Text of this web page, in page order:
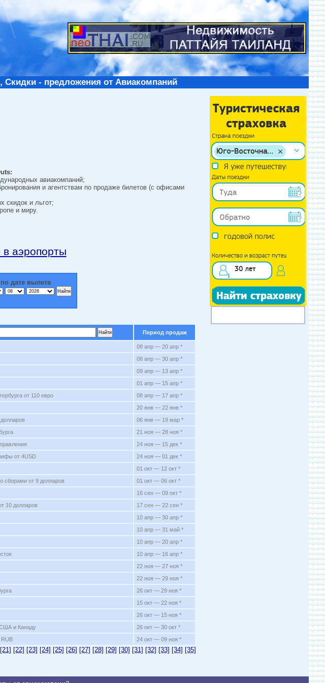
- предложения от Авиакомпаний
авиакомпаний;
и агентствам по продаже билетов (с офисами
скидок и льгот;
и миру.
аэропорты
дате вылета
Период продаж
08 апр — 20 апр *
08 апр — 30 апр *
09 апр — 13 апр *
01 апр — 15 апр *
от 110 евро
08 апр — 17 апр *
20 янв — 22 янв *
06 янв — 19 мар *
21 ноя — 28 ноя *
24 ноя — 15 дек *
от 4USD
24 ноя — 01 дек *
01 окт — 12 окт *
сборами от 9 долларов
01 окт — 06 окт *
16 сен — 09 окт *
10 долларов
17 сен — 22 сен *
10 апр — 30 апр *
10 апр — 31 май *
10 апр — 20 апр *
10 апр — 16 апр *
22 ноя — 27 ноя *
22 ноя — 29 ноя *
26 окт — 29 ноя *
15 окт — 22 ноя *
26 окт — 15 ноя *
США и Канаду
26 окт — 30 окт *
24 окт — 09 ноя *
[21] [22] [23] [24] [25] [26] [27] [28] [29] [30] [31] [32] [33] [34] [35]